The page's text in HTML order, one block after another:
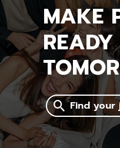
Find your
MAKE